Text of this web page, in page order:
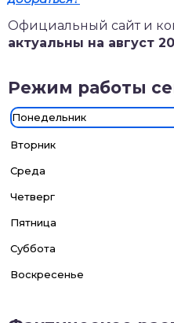
Официальный сайт и
актуальны на август
Режим работы
Понедельник
Вторник
Среда
Четверг
Пятница
Суббота
Воскресенье